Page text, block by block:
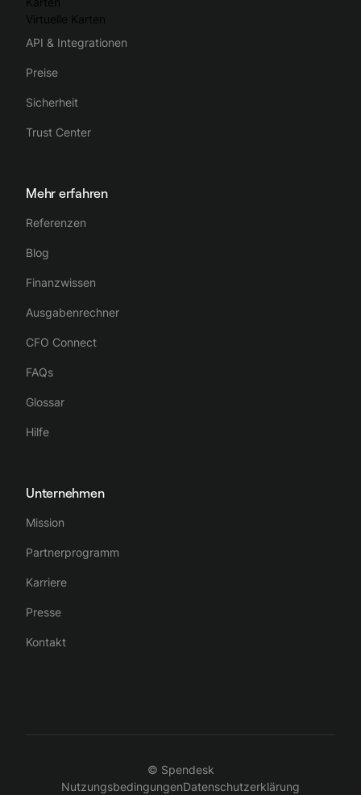
Virtuelle Karten
API & Integrationen
Preise
Sicherheit
Trust Center
Mehr erfahren
Referenzen
Blog
Finanzwissen
Ausgabenrechner
CFO Connect
FAQs
Glossar
Hilfe
Unternehmen
Mission
Partnerprogramm
Karriere
Presse
Kontakt
© Spendesk
NutzungsbedingungenDatenschutzerklärung